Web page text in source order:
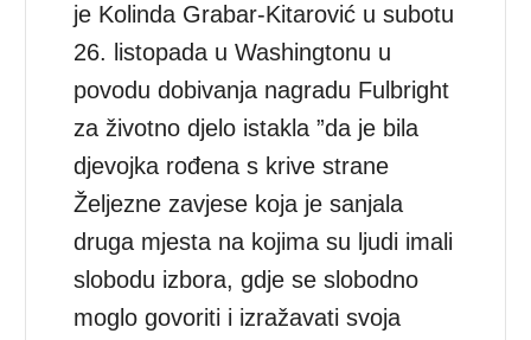
je Kolinda Grabar-Kitarović u subotu
26. listopada u Washingtonu u
povodu dobivanja nagradu Fulbright
za životno djelo istakla ”da je bila
djevojka rođena s krive strane
Željezne zavjese koja je sanjala
druga mjesta na kojima su ljudi imali
slobodu izbora, gdje se slobodno
moglo govoriti i izražavati svoja